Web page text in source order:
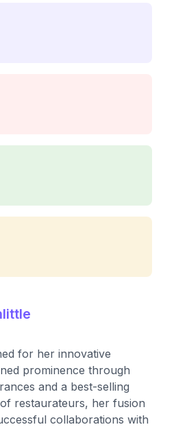
for her innovative
prominence through
and a best-selling
restaurateurs, her fusion
collaborations with